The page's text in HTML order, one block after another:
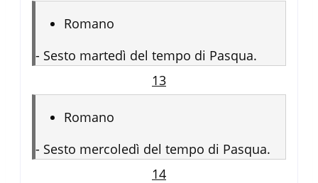
Romano
- Sesto martedì del tempo di Pasqua.
13
Romano
- Sesto mercoledì del tempo di Pasqua.
14